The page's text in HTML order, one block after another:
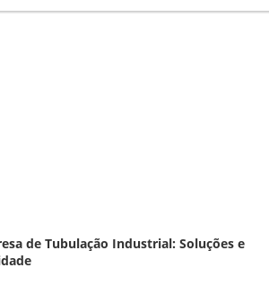
de Tubulação Industrial: Soluções e